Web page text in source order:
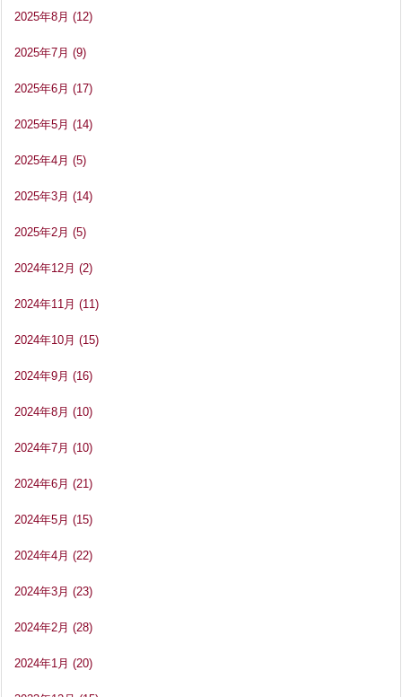
2025年8月 (12)
2025年7月 (9)
2025年6月 (17)
2025年5月 (14)
2025年4月 (5)
2025年3月 (14)
2025年2月 (5)
2024年12月 (2)
2024年11月 (11)
2024年10月 (15)
2024年9月 (16)
2024年8月 (10)
2024年7月 (10)
2024年6月 (21)
2024年5月 (15)
2024年4月 (22)
2024年3月 (23)
2024年2月 (28)
2024年1月 (20)